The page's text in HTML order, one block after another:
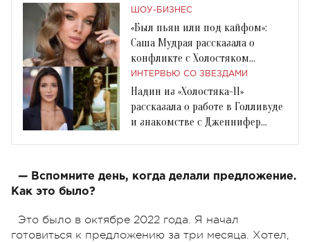
ШОУ-БИЗНЕС
«Был пьян или под кайфом»:
Саша Мудрая рассказала о
конфликте с Холостяком
Алексом Топольским
ИНТЕРВЬЮ СО ЗВЕЗДАМИ
Надин из «Холостяка-11»
рассказала о работе в Голливуде
и знакомстве с Дженнифер
— Вспомните день, когда делали предложение.
Как это было?
Это было в октябре 2022 года. Я начал
готовиться к предложению за три месяца. Хотел,